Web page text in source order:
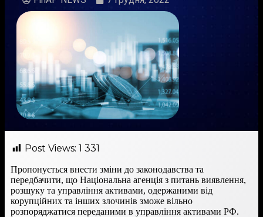
Post Views: 1 331
Пропонується внести зміни до законодавства та
передбачити, що Національна агенція з питань виявлення,
розшуку та управління активами, одержаними від
корупційних та інших злочинів зможе вільно
розпоряджатися переданими в управління активами РФ.